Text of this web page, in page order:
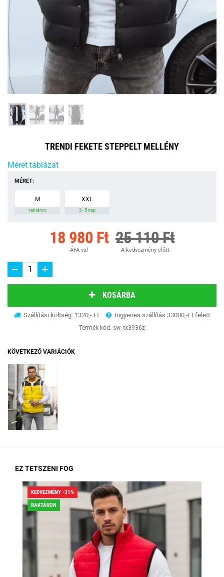
TRENDI FEKETE STEPPELT MELLÉNY
Méret táblázat
MÉRET:
M
raktáron
XXL
3 - 5 nap
18 980 Ft
ÁFA-val
25 110 Ft
A kedvezmény előtt
KOSÁRBA
Szállítási költség: 1320,- Ft Ingyenes szállítás 33000,-Ft felett
Termék kód: sw_tx3936z
KÖVETKEZŐ VARIÁCIÓK
EZ TETSZENI FOG
KEDVEZMÉNY -31%
RAKTÁRON